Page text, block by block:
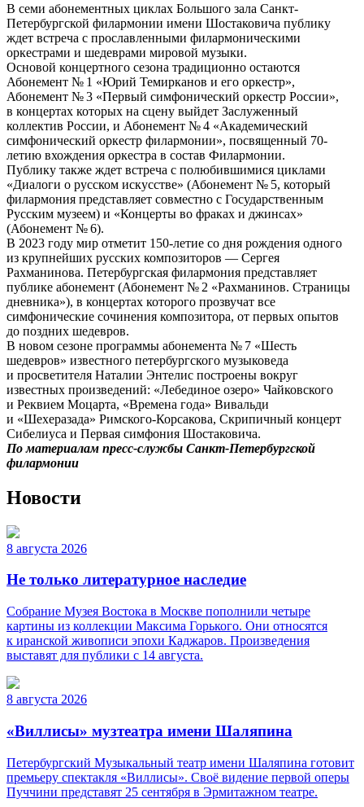
В семи абонементных циклах Большого зала Санкт-
Петербургской филармонии имени Шостаковича публику
ждет встреча с прославленными филармоническими
оркестрами и шедеврами мировой музыки.
Основой концертного сезона традиционно остаются
Абонемент № 1 «Юрий Темирканов и его оркестр»,
Абонемент № 3 «Первый симфонический оркестр России»,
в концертах которых на сцену выйдет Заслуженный
коллектив России, и Абонемент № 4 «Академический
симфонический оркестр филармонии», посвященный 70-
летию вхождения оркестра в состав Филармонии.
Публику также ждет встреча с полюбившимися циклами
«Диалоги о русском искусстве» (Абонемент № 5, который
филармония представляет совместно с Государственным
Русским музеем) и «Концерты во фраках и джинсах»
(Абонемент № 6).
В 2023 году мир отметит 150-летие со дня рождения одного
из крупнейших русских композиторов — Сергея
Рахманинова. Петербургская филармония представляет
публике абонемент (Абонемент № 2 «Рахманинов. Страницы
дневника»), в концертах которого прозвучат все
симфонические сочинения композитора, от первых опытов
до поздних шедевров.
В новом сезоне программы абонемента № 7 «Шесть
шедевров» известного петербургского музыковеда
и просветителя Наталии Энтелис построены вокруг
известных произведений: «Лебединое озеро» Чайковского
и Реквием Моцарта, «Времена года» Вивальди
и «Шехеразада» Римского-Корсакова, Скрипичный концерт
Сибелиуса и Первая симфония Шостаковича.
По материалам пресс-службы Санкт-Петербургской
филармонии
Новости
8 августа 2026
Не только литературное наследие
Собрание Музея Востока в Москве пополнили четыре
картины из коллекции Максима Горького. Они относятся
к иранской живописи эпохи Каджаров. Произведения
выставят для публики с 14 августа.
8 августа 2026
«Виллисы» музтеатра имени Шаляпина
Петербургский Музыкальный театр имени Шаляпина готовит
премьеру спектакля «Виллисы». Своё видение первой оперы
Пуччини представят 25 сентября в Эрмитажном театре.